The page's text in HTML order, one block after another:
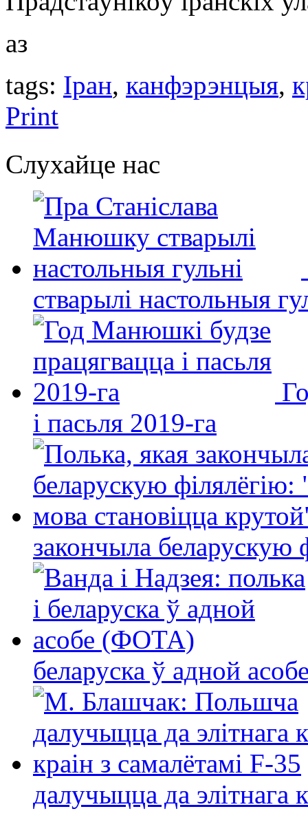
аз
tags: Іран, канфэрэнцыя,
Print
Слухайце нас
стварылі настольныя
і пасьля 2019-га
закончыла беларускую
беларуска ў адной
далучыцца да элітнага